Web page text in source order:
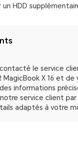
HDD
le service
MagicBook X 16 et
informations
service client par
adaptés à votre